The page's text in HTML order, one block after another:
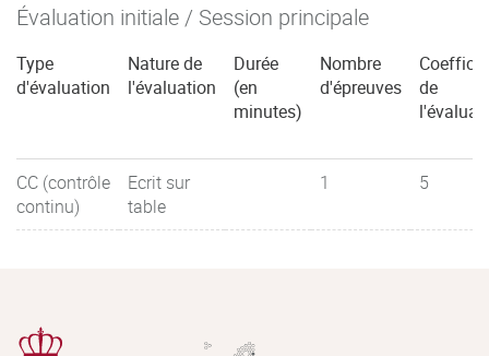
Évaluation initiale / Session principale
Type
d'évaluation
Nature de
l'évaluation
Durée
(en
minutes)
Nombre
d'épreuves
de
CC (contrôle
continu)
Ecrit sur
table
1 5